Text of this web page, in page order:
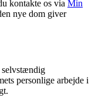
kontakte os via Min
nye dom giver
selvstændig
personlige arbejde i